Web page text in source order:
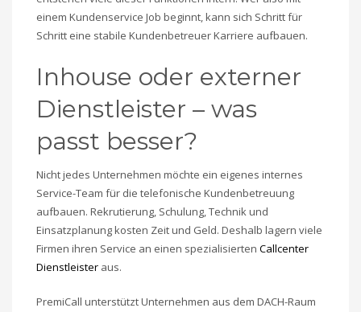
einem Kundenservice Job beginnt, kann sich Schritt für
Schritt eine stabile Kundenbetreuer Karriere aufbauen.
Inhouse oder externer
Dienstleister – was
passt besser?
Nicht jedes Unternehmen möchte ein eigenes internes
Service-Team für die telefonische Kundenbetreuung
aufbauen. Rekrutierung, Schulung, Technik und
Einsatzplanung kosten Zeit und Geld. Deshalb lagern viele
Firmen ihren Service an einen spezialisierten Callcenter
Dienstleister aus.
PremiCall unterstützt Unternehmen aus dem DACH-Raum